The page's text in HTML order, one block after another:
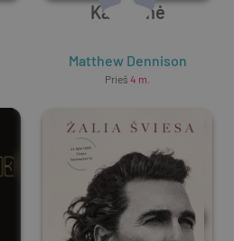
Karalienė
Matthew Dennison
Prieš 4 m.